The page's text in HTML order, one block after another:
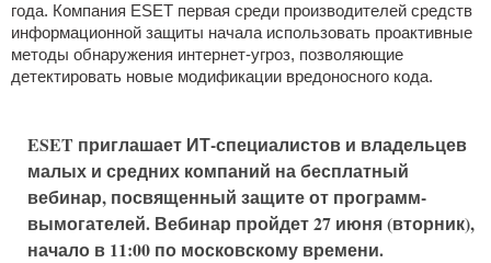
года. Компания ESET первая среди производителей средств
информационной защиты начала использовать проактивные
методы обнаружения интернет-угроз, позволяющие
детектировать новые модификации вредоносного кода.
ESET приглашает ИТ-специалистов и владельцев
малых и средних компаний на бесплатный
вебинар, посвященный защите от программ-
вымогателей. Вебинар пройдет 27 июня (вторник),
начало в 11:00 по московскому времени.